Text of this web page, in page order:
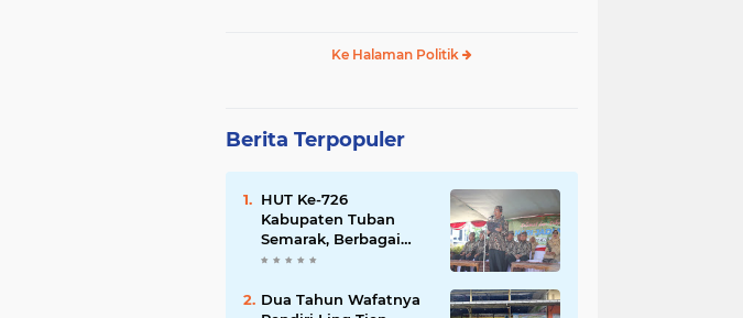
Ke Halaman Politik
Berita Terpopuler
HUT Ke-726
Kabupaten Tuban
Semarak, Berbagai
Prestasinya Pun
Dua Tahun Wafatnya